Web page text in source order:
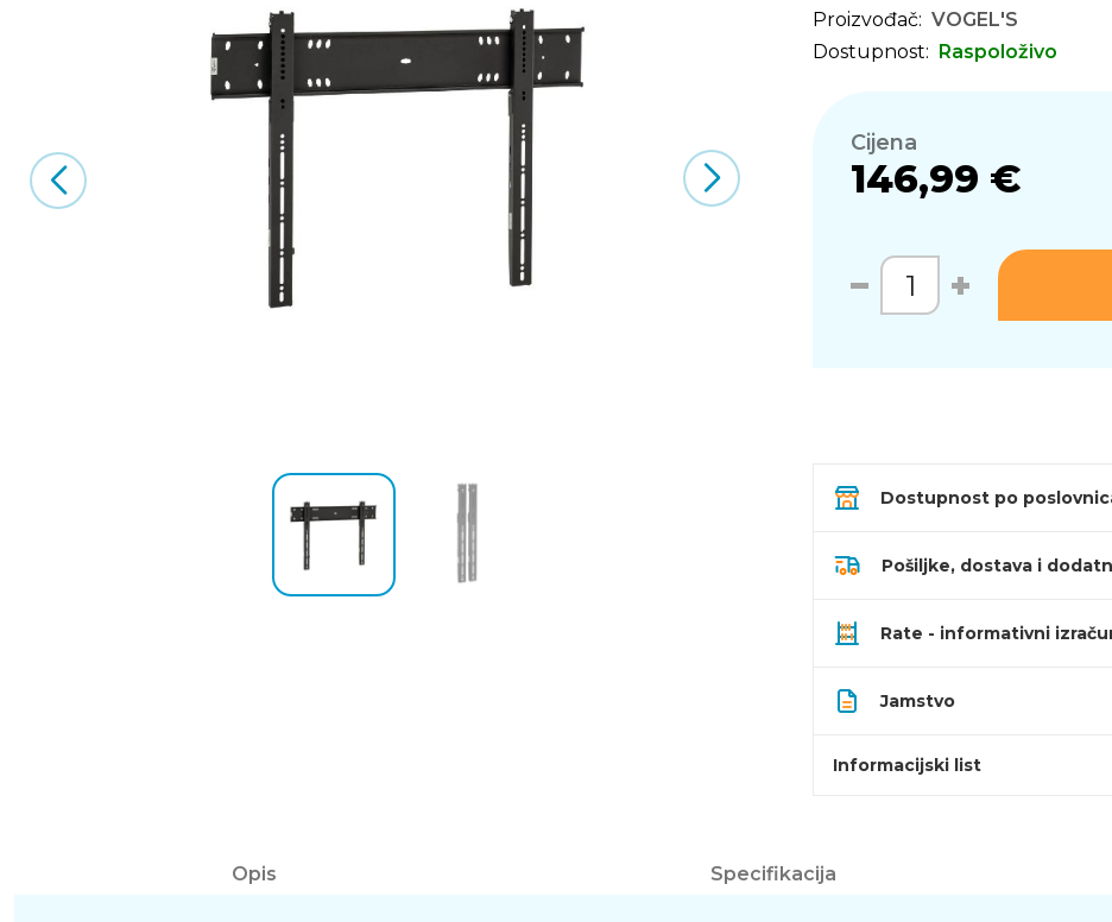
Proizvođač: VOGEL'S
Dostupnost: Raspoloživo
Cijena
146,99 €
Dostupnost po
Pošiljke, dostava i
Rate - informativni
Jamstvo
Informacijski list
Opis Specifikacija